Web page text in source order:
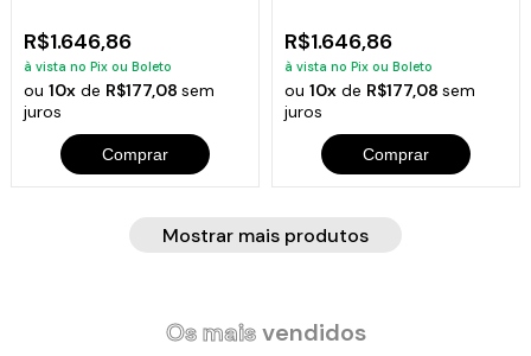
R$1.646,86
à vista no Pix ou Boleto
ou10x de R$177,08sem
juros
Comprar
R$1.646,86
à vista no Pix ou Boleto
ou 10xde R$177,08 sem
juros
Comprar
Mostrar mais produtos
Os maisvendidos